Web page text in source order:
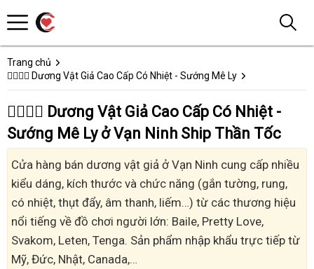
Trang chủ
👩‍❤️‍💋‍👨 Dương Vật Giả Cao Cấp Có Nhiệt - Sướng Mê Ly
👩‍❤️‍💋‍👨 Dương Vật Giả Cao Cấp Có Nhiệt -
Sướng Mê Ly ở Vạn Ninh Ship Thần Tốc
Cửa hàng bán dương vật giả ở Vạn Ninh cung cấp nhiều
kiểu dáng, kích thước và chức năng (gắn tường, rung,
có nhiệt, thụt đẩy, âm thanh, liếm…) từ các thương hiệu
nổi tiếng về đồ chơi người lớn: Baile, Pretty Love,
Svakom, Leten, Tenga. Sản phẩm nhập khẩu trực tiếp từ
Mỹ, Đức, Nhật, Canada,…